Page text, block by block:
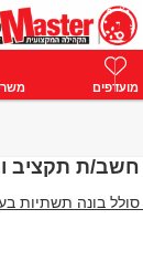
התחבר
מועדפים
חשב/ת תקציב
- סולל בונה תשתיות